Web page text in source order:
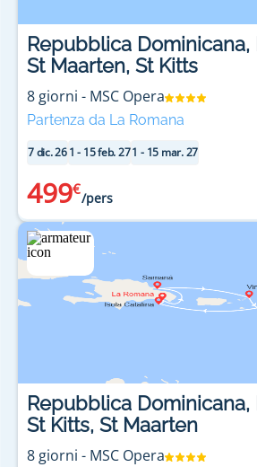
Repubblica Dominicana,
St Maarten, St Kitts
8 giorni - MSC Opera
Partenza da La Romana
7 dic. 261 - 15 feb. 271 - 15 mar. 27
499€
/pers
Repubblica Dominicana,
St Kitts, St Maarten
8 giorni - MSC Opera